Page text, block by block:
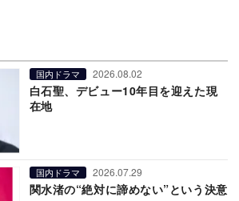
国内ドラマ 2026.08.02
白石聖、デビュー10年目を迎えた現
在地
国内ドラマ 2026.07.29
関水渚の“絶対に諦めない”という決意